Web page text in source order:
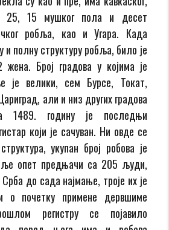
25, 15 мушког пола и десет
робља, као и Угара. Када
полну структуру робља, било је
Број градова у којима је
је велики, сем Бурсе, Токат,
али и низ других градова
1489. годину је последњи
који је сачуван. Ни овде се
укупан број робова је
опет предњачи са 205 људи,
до сада најмање, троје их је
о почетку примене дервшиме
регистру се појавило